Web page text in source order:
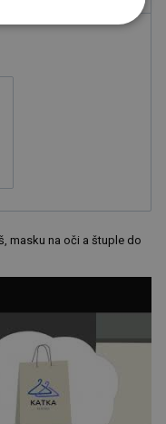
masku na oči a štuple do